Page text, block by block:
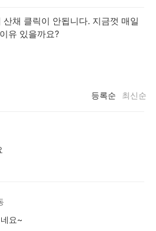
채 클릭이 안됩니다. 지금껏 매일
유 있을까요?
등록순 최신순
요~